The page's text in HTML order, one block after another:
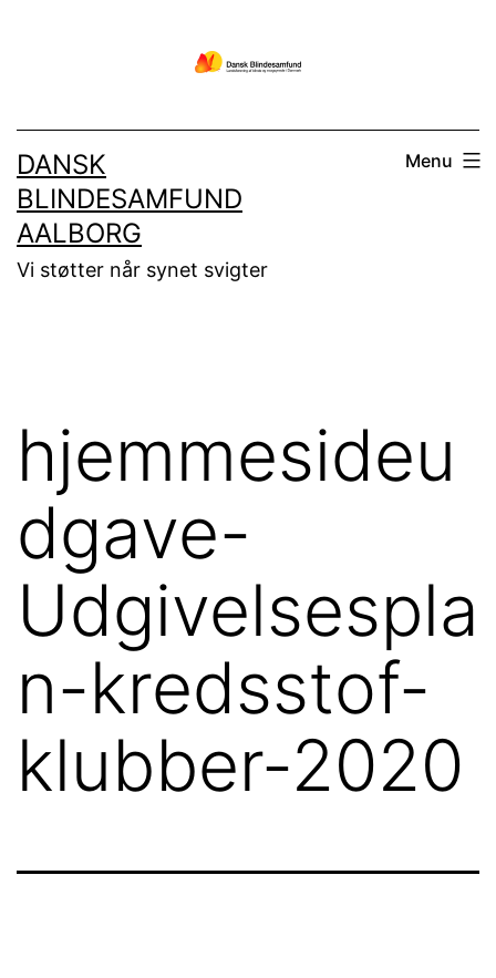
DANSK
BLINDESAMFUND
AALBORG
Vi støtter når synet svigter
Menu
hjemmesideu
dgave-
Udgivelsespla
n-kredsstof-
klubber-2020